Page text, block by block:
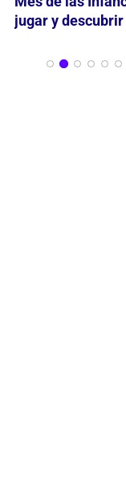
“Momentos en